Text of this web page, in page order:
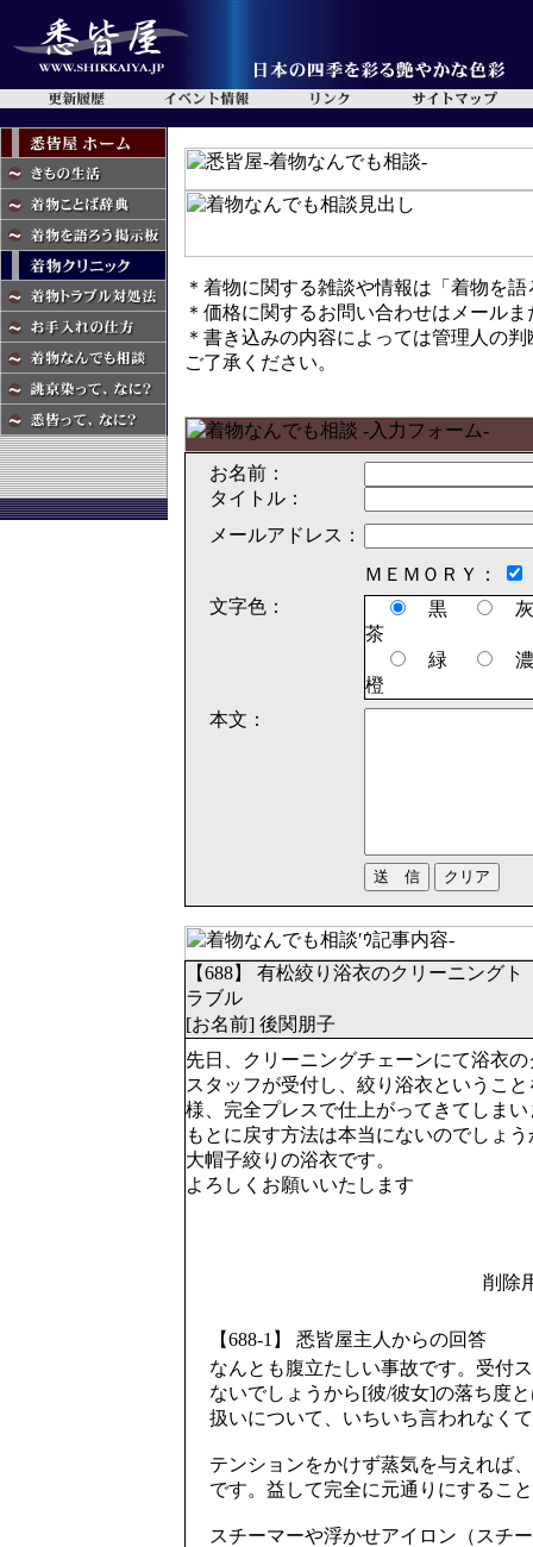
＊着物に関する雑談や情報は「着物を
＊価格に関するお問い合わせはメール
＊書き込みの内容によっては管理人の
ご了承ください。
お名前：
タイトル：
メールアドレス：
ＭＥＭＯＲＹ：
文字色：
黒
茶
緑
橙
本文：
【688】 有松絞り浴衣のクリーニングト
ラブル
[お名前] 後関朋子
先日、クリーニングチェーンにて浴衣
スタッフが受付し、絞り浴衣というこ
様、完全プレスで仕上がってきてしまい
もとに戻す方法は本当にないのでしょう
大帽子絞りの浴衣です。
よろしくお願いいたします
削除
【688-1】 悉皆屋主人からの回答
なんとも腹立たしい事故です。受付
ないでしょうから[彼/彼女]の落ち度
扱いについて、いちいち言われなく
テンションをかけず蒸気を与えれば
です。益して完全に元通りにするこ
スチーマーや浮かせアイロン（スチ